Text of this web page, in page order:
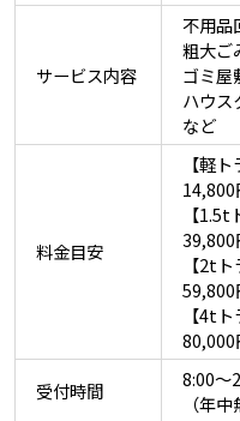
サービス内容
不用品
粗大ご
ゴミ屋
ハウス
など
料金目安
【軽
14,800
【1.5t
39,800
【2t
59,800
【4t
80,000
受付時間
8:00〜
（年中